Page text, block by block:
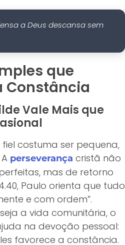
a Deus descansa sem
que
Constância
Vale Mais que
costuma ser pequena,
perseverança cristã não
mas de retorno
Paulo orienta que tudo
e com ordem”.
a vida comunitária, o
na devoção pessoal:
favorece a constância.